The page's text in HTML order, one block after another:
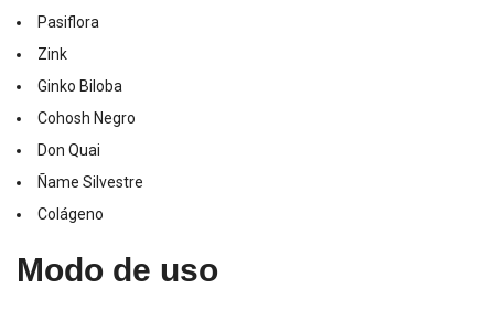
Pasiflora
Zink
Ginko Biloba
Cohosh Negro
Don Quai
Ñame Silvestre
Colágeno
Modo de uso